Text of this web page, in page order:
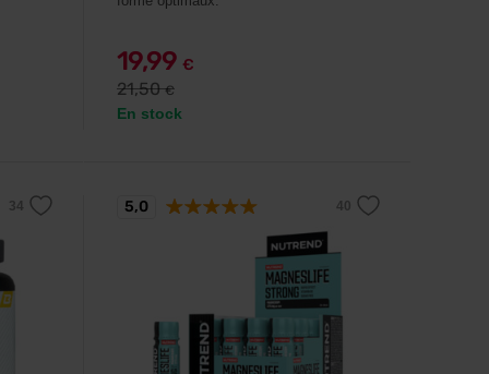
19,99 €
21,50€
En stock
5,0